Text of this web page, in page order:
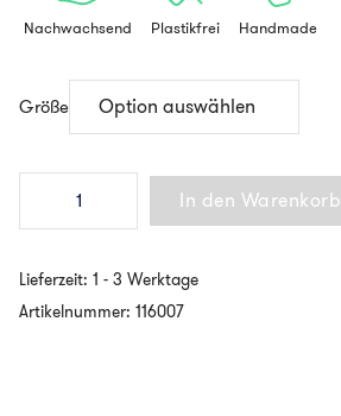
Nachwachsend Plastikfrei Handmade
Größe
ÅRY
-
aus
Birkenholz
-
In den Warenkorb
Lieferzeit: 1 - 3 Werktage
Artikelnummer: 116007